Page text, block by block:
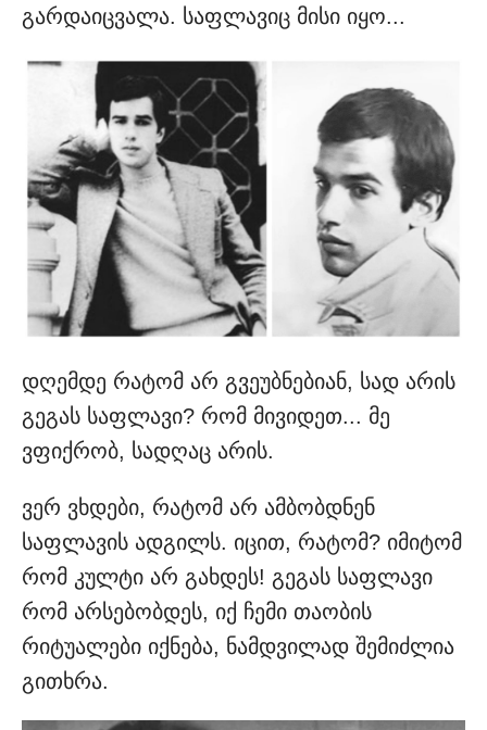
გარდაიცვალა. საფლავიც მისი იყო...
დღემდე რატომ არ გვეუბნებიან, სად არის
გეგას საფლავი? რომ მივიდეთ... მე
ვფიქრობ, სადღაც არის.
ვერ ვხდები, რატომ არ ამბობდნენ
საფლავის ადგილს. იცით, რატომ? იმიტომ
რომ კულტი არ გახდეს! გეგას საფლავი
რომ არსებობდეს, იქ ჩემი თაობის
რიტუალები იქნება, ნამდვილად შემიძლია
გითხრა.